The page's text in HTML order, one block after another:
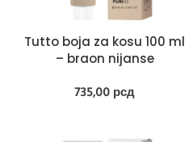
Tutto boja za kosu 100 ml
– braon nijanse
735,00 рсд